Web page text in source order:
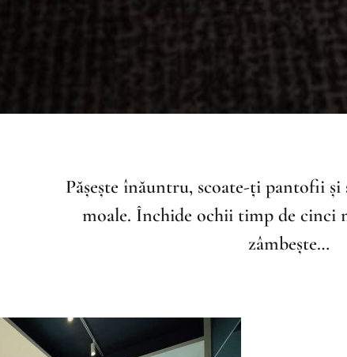
Pășește înăuntru, scoate-ți pantofii și
moale. Închide ochii timp de cinci
zâmbește…